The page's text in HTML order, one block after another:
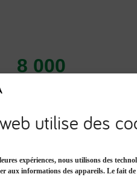
utilise des
expériences, nous utilisons des
aux informations des appareils. Le fait de
8 000